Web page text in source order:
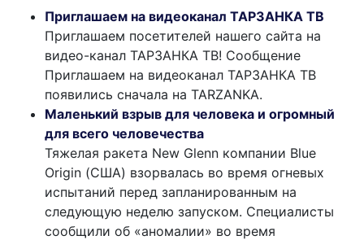
Приглашаем на видеоканал ТАРЗАНКА ТВ
Приглашаем посетителей нашего сайта на
видео-канал ТАРЗАНКА ТВ! Сообщение
Приглашаем на видеоканал ТАРЗАНКА ТВ
появились сначала на TARZANKA.
Маленький взрыв для человека и огромный
для всего человечества
Тяжелая ракета New Glenn компании Blue
Origin (США) взорвалась во время огневых
испытаний перед запланированным на
следующую неделю запуском. Специалисты
сообщили об «аномалии» во время